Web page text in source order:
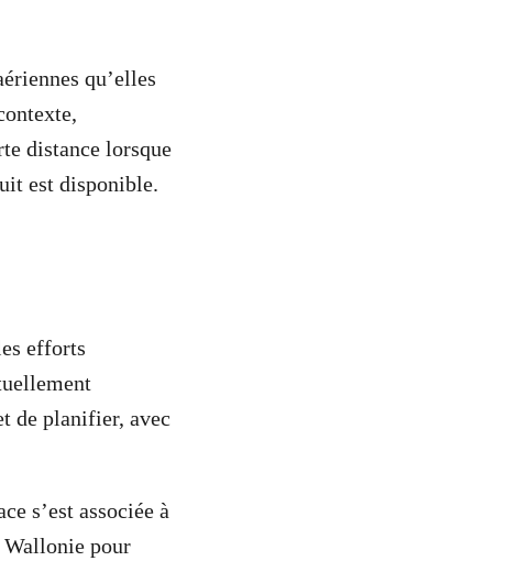
qu’elles
distance lorsque
est disponible.
efforts
de planifier, avec
s’est associée à
pour